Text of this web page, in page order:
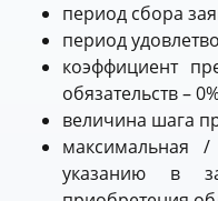
период сбора
период
коэффициент
обязательств –
величина шага
максимальная
указанию в